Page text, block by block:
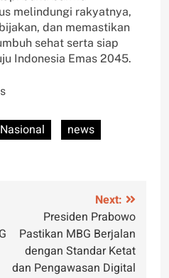
melindungi rakyatnya,
dan memastikan
sehat serta siap
Indonesia Emas 2045.
Nasional
news
Next:
Presiden Prabowo
Pastikan MBG Berjalan
dengan Standar Ketat
dan Pengawasan Digital